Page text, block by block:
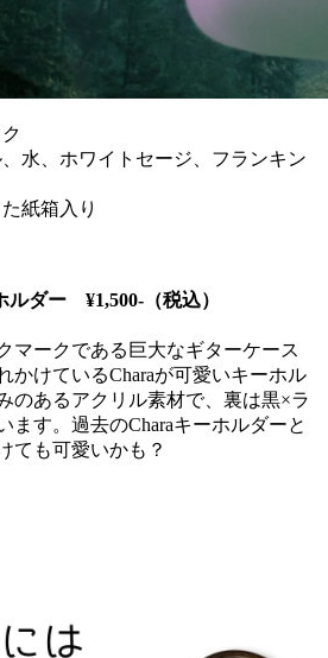
水、ホワイトセージ、フランキン
紙箱入り
ルダー ¥1,500-（税込）
マークである巨大なギターケース
かけているCharaが可愛いキーホル
のあるアクリル素材で、裏は黒×ラ
ます。過去のCharaキーホルダーと
ても可愛いかも？